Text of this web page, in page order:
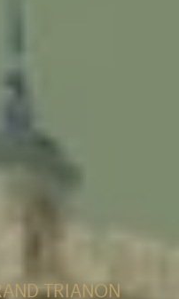
TRIANON